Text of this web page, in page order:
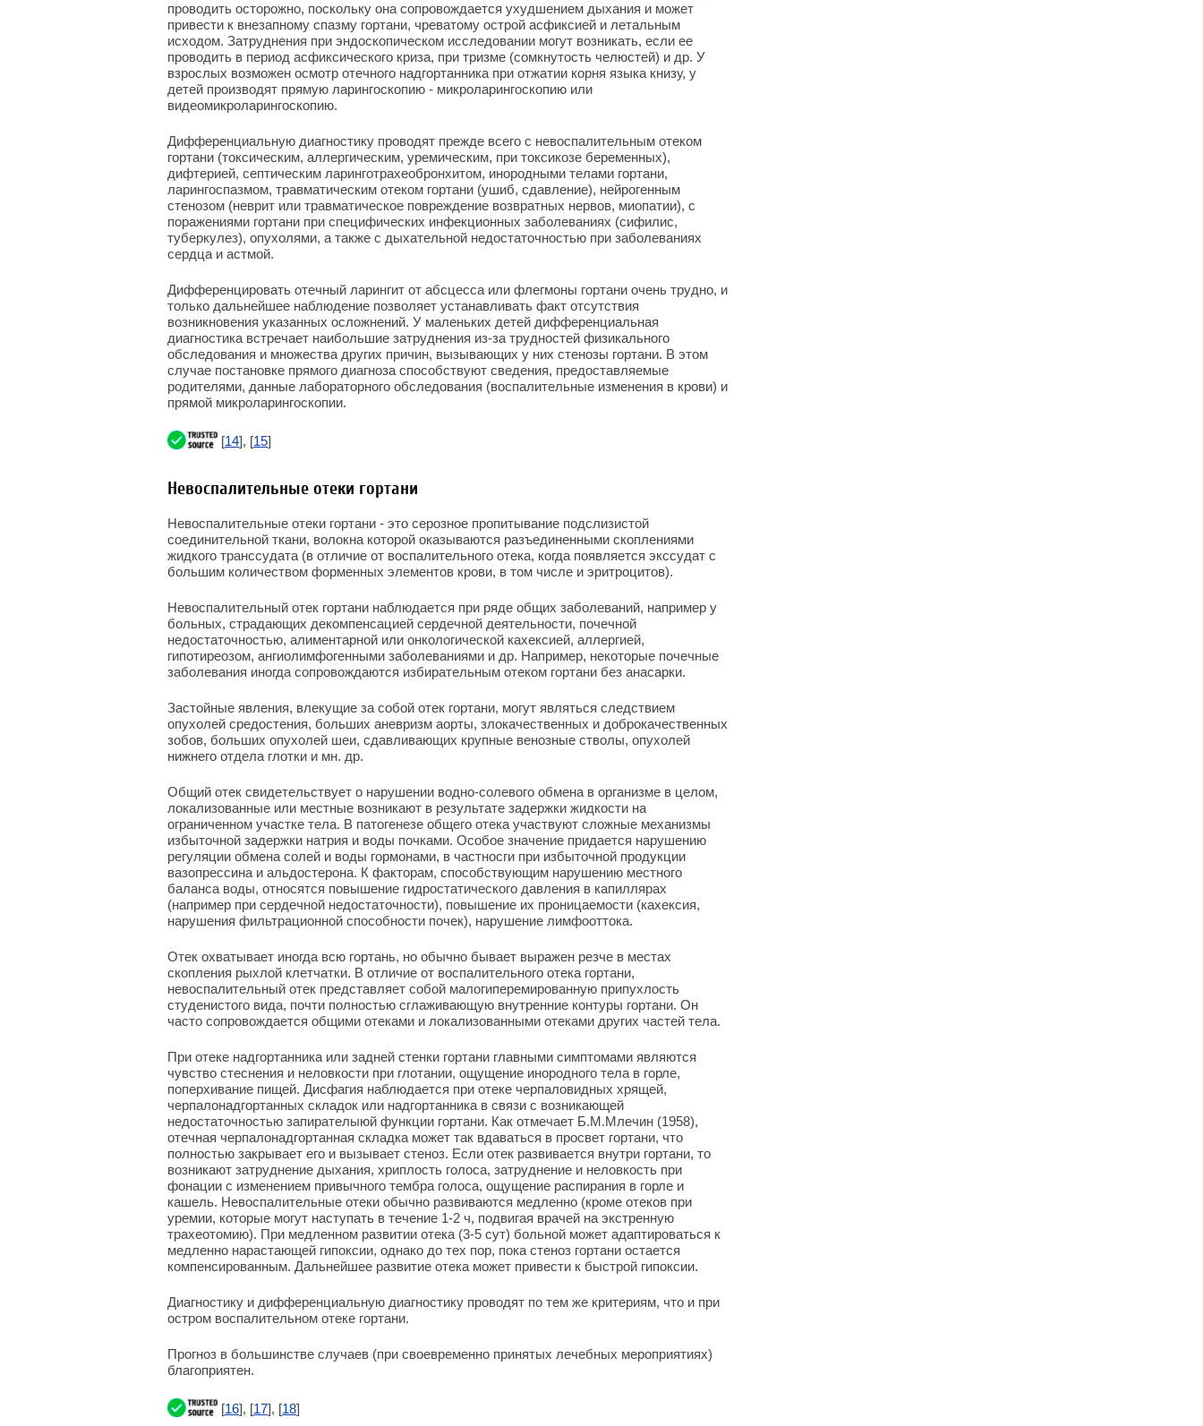
проводить осторожно, поскольку она сопровождается ухудшением дыхания и может
привести к внезапному спазму гортани, чреватому острой асфиксией и летальным
исходом. Затруднения при эндоскопическом исследовании могут возникать, если ее
проводить в период асфиксического криза, при тризме (сомкнутость челюстей) и др. У
взрослых возможен осмотр отечного надгортанника при отжатии корня языка книзу, у
детей производят прямую ларингоскопию - микроларингоскопию или
видеомикроларингоскопию.
Дифференциальную диагностику проводят прежде всего с невоспалительным отеком
гортани (токсическим, аллергическим, уремическим, при токсикозе беременных),
дифтерией, септическим ларинготрахеобронхитом, инородными телами гортани,
ларингоспазмом, травматическим отеком гортани (ушиб, сдавление), нейрогенным
стенозом (неврит или травматическое повреждение возвратных нервов, миопатии), с
поражениями гортани при специфических инфекционных заболеваниях (сифилис,
туберкулез), опухолями, а также с дыхательной недостаточностью при заболеваниях
сердца и астмой.
Дифференцировать отечный ларингит от абсцесса или флегмоны гортани очень трудно, и
только дальнейшее наблюдение позволяет устанавливать факт отсутствия
возникновения указанных осложнений. У маленьких детей дифференциальная
диагностика встречает наибольшие затруднения из-за трудностей физикального
обследования и множества других причин, вызывающих у них стенозы гортани. В этом
случае постановке прямого диагноза способствуют сведения, предоставляемые
родителями, данные лабораторного обследования (воспалительные изменения в крови) и
прямой микроларингоскопии.
[14], [15]
Невоспалительные отеки гортани
Невоспалительные отеки гортани - это серозное пропитывание подслизистой
соединительной ткани, волокна которой оказываются разъединенными скоплениями
жидкого транссудата (в отличие от воспалительного отека, когда появляется экссудат с
большим количеством форменных элементов крови, в том числе и эритроцитов).
Невоспалительный отек гортани наблюдается при ряде общих заболеваний, например у
больных, страдающих декомпенсацией сердечной деятельности, почечной
недостаточностью, алиментарной или онкологической кахексией, аллергией,
гипотиреозом, ангиолимфогенными заболеваниями и др. Например, некоторые почечные
заболевания иногда сопровождаются избирательным отеком гортани без анасарки.
Застойные явления, влекущие за собой отек гортани, могут являться следствием
опухолей средостения, больших аневризм аорты, злокачественных и доброкачественных
зобов, больших опухолей шеи, сдавливающих крупные венозные стволы, опухолей
нижнего отдела глотки и мн. др.
Общий отек свидетельствует о нарушении водно-солевого обмена в организме в целом,
локализованные или местные возникают в результате задержки жидкости на
ограниченном участке тела. В патогенезе общего отека участвуют сложные механизмы
избыточной задержки натрия и воды почками. Особое значение придается нарушению
регуляции обмена солей и воды гормонами, в частносги при избыточной продукции
вазопрессина и альдостерона. К факторам, способствующим нарушению местного
баланса воды, относятся повышение гидростатического давления в капиллярах
(например при сердечной недостаточности), повышение их проницаемости (кахексия,
нарушения фильтрационной способности почек), нарушение лимфооттока.
Отек охватывает иногда всю гортань, но обычно бывает выражен резче в местах
скопления рыхлой клетчатки. В отличие от воспалительного отека гортани,
невоспалительный отек представляет собой малогиперемированную припухлость
студенистого вида, почти полностью сглаживающую внутренние контуры гортани. Он
часто сопровождается общими отеками и локализованными отеками других частей тела.
При отеке надгортанника или задней стенки гортани главными симптомами являются
чувство стеснения и неловкости при глотании, ощущение инородного тела в горле,
поперхивание пищей. Дисфагия наблюдается при отеке черпаловидных хрящей,
черпалонадгортанных складок или надгортанника в связи с возникающей
недостаточностью запирателыюй функции гортани. Как отмечает Б.М.Млечин (1958),
отечная черпалонадгортанная складка может так вдаваться в просвет гортани, что
полностью закрывает его и вызывает стеноз. Если отек развивается внутри гортани, то
возникают затруднение дыхания, хриплость голоса, затруднение и неловкость при
фонации с изменением привычного тембра голоса, ощущение распирания в горле и
кашель. Невоспалительные отеки обычно развиваются медленно (кроме отеков при
уремии, которые могут наступать в течение 1-2 ч, подвигая врачей на экстренную
трахеотомию). При медленном развитии отека (3-5 сут) больной может адаптироваться к
медленно нарастающей гипоксии, однако до тех пор, пока стеноз гортани остается
компенсированным. Дальнейшее развитие отека может привести к быстрой гипоксии.
Диагностику и дифференциальную диагностику проводят по тем же критериям, что и при
остром воспалительном отеке гортани.
Прогноз в большинстве случаев (при своевременно принятых лечебных мероприятиях)
благоприятен.
[16], [17], [18]